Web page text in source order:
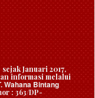
Januari 2017,
informasi melalui
Wahana Bintang
: 363/DP-